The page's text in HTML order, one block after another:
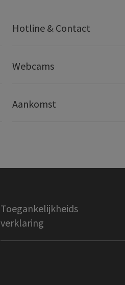
Hotline & Contact
Webcams
Aankomst
Toegankelijkheids
verklaring